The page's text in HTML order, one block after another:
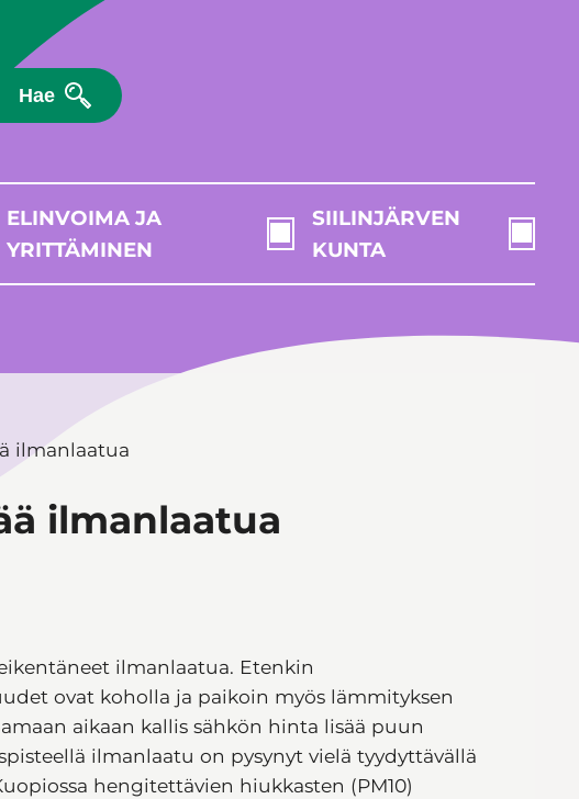
Hae
ELINVOIMA JA
YRITTÄMINEN
SIILINJÄRVEN
KUNTA
ilmanlaatua
ilmanlaatua
ilmanlaatua. Etenkin
ovat koholla ja paikoin myös lämmityksen
aikaan kallis sähkön hinta lisää puun
ilmanlaatu on pysynyt vielä tyydyttävällä
hengitettävien hiukkasten (PM10)